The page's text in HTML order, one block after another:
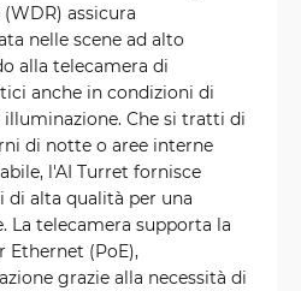
assicura
nelle scene ad alto
alla telecamera di
anche in condizioni di
Che si tratti di
di notte o aree interne
l'AI Turret fornisce
alta qualità per una
La telecamera supporta la
Ethernet (PoE),
grazie alla necessità di